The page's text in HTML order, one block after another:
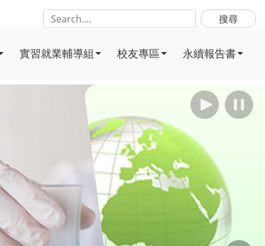
搜尋
實習就業輔導組 校友專區 永續報告書
播放